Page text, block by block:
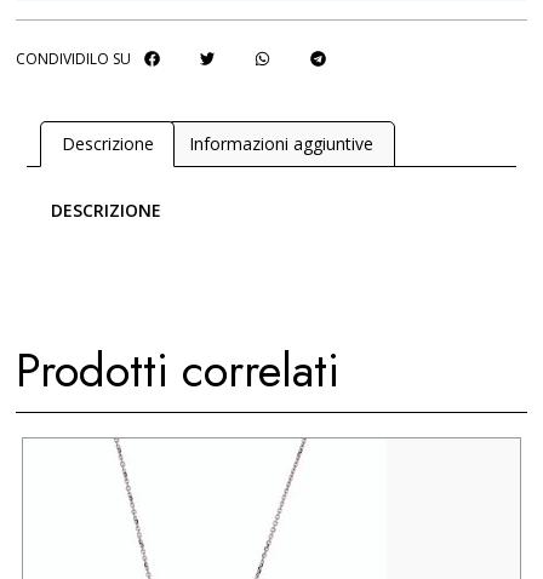
CONDIVIDILO SU
Descrizione Informazioni aggiuntive
DESCRIZIONE
Prodotti correlati